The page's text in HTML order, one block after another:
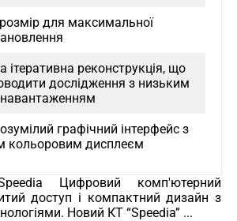
для максимальної
ітеративна реконструкція, що
дослідження з низьким
графічний інтерфейс з
кольоровим дисплеєм
64/128
системи: 13,5 м2
Цифровий комп'ютерний
доступ і компактний дизайн з
Новий КТ “Speedia” ...